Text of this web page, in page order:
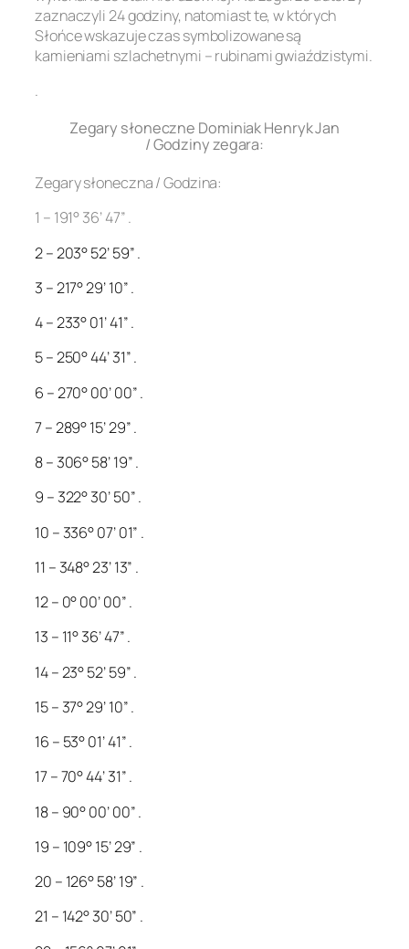
zaznaczyli 24 godziny, natomiast te, w których
Słońce wskazuje czas symbolizowane są
kamieniami szlachetnymi – rubinami gwiaździstymi.
.
Zegary słoneczne Dominiak Henryk Jan
/ Godziny zegara:
Zegary słoneczna / Godzina:
1 – 191° 36’ 47” .
2 – 203° 52’ 59” .
3 – 217° 29’ 10” .
4 – 233° 01’ 41” .
5 – 250° 44’ 31” .
6 – 270° 00’ 00” .
7 – 289° 15’ 29” .
8 – 306° 58’ 19” .
9 – 322° 30’ 50” .
10 – 336° 07’ 01” .
11 – 348° 23’ 13” .
12 – 0° 00’ 00” .
13 – 11° 36’ 47” .
14 – 23° 52’ 59” .
15 – 37° 29’ 10” .
16 – 53° 01’ 41” .
17 – 70° 44’ 31” .
18 – 90° 00’ 00” .
19 – 109° 15’ 29” .
20 – 126° 58’ 19” .
21 – 142° 30’ 50” .